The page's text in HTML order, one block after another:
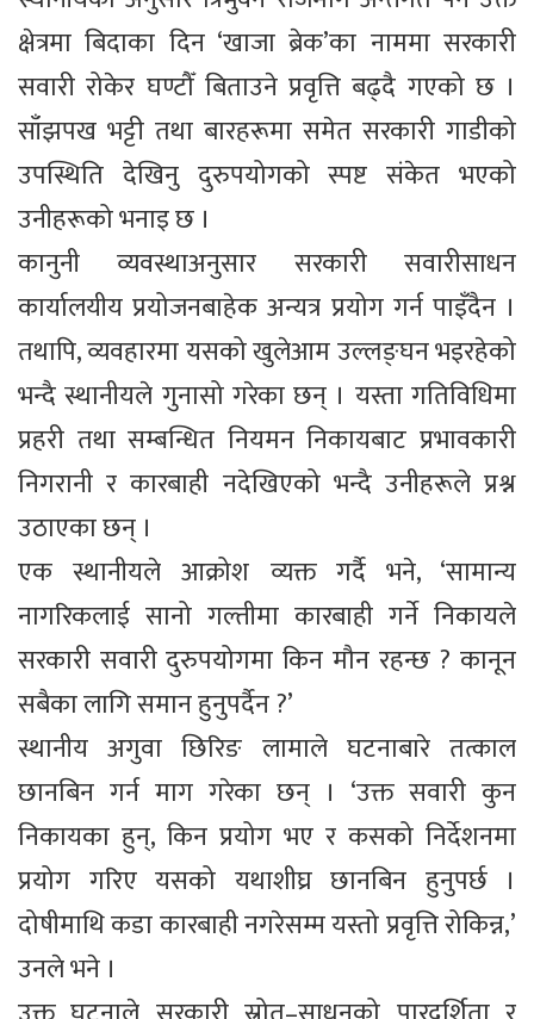
क्षेत्रमा बिदाका दिन ‘खाजा ब्रेक’का नाममा सरकारी
सवारी रोकेर घण्टौँ बिताउने प्रवृत्ति बढ्दै गएको छ ।
साँझपख भट्टी तथा बारहरूमा समेत सरकारी गाडीको
उपस्थिति देखिनु दुरुपयोगको स्पष्ट संकेत भएको
उनीहरूको भनाइ छ ।
कानुनी व्यवस्थाअनुसार सरकारी सवारीसाधन
कार्यालयीय प्रयोजनबाहेक अन्यत्र प्रयोग गर्न पाइँदैन ।
तथापि, व्यवहारमा यसको खुलेआम उल्लङ्घन भइरहेको
भन्दै स्थानीयले गुनासो गरेका छन् । यस्ता गतिविधिमा
प्रहरी तथा सम्बन्धित नियमन निकायबाट प्रभावकारी
निगरानी र कारबाही नदेखिएको भन्दै उनीहरूले प्रश्न
उठाएका छन् ।
एक स्थानीयले आक्रोश व्यक्त गर्दै भने, ‘सामान्य
नागरिकलाई सानो गल्तीमा कारबाही गर्ने निकायले
सरकारी सवारी दुरुपयोगमा किन मौन रहन्छ ? कानून
सबैका लागि समान हुनुपर्दैन ?’
स्थानीय अगुवा छिरिङ लामाले घटनाबारे तत्काल
छानबिन गर्न माग गरेका छन् । ‘उक्त सवारी कुन
निकायका हुन्, किन प्रयोग भए र कसको निर्देशनमा
प्रयोग गरिए यसको यथाशीघ्र छानबिन हुनुपर्छ ।
दोषीमाथि कडा कारबाही नगरेसम्म यस्तो प्रवृत्ति रोकिन्न,’
उनले भने ।